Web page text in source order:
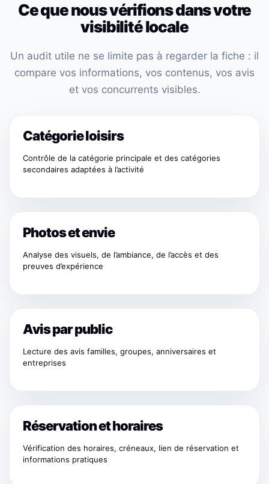
Ce que nous vérifions dans votre
visibilité locale
Un audit utile ne se limite pas à regarder la fiche : il
compare vos informations, vos contenus, vos avis
et vos concurrents visibles.
Catégorie loisirs
Contrôle de la catégorie principale et des catégories
secondaires adaptées à l’activité
Photos et envie
Analyse des visuels, de l’ambiance, de l’accès et des
preuves d’expérience
Avis par public
Lecture des avis familles, groupes, anniversaires et
entreprises
Réservation et horaires
Vérification des horaires, créneaux, lien de réservation et
informations pratiques